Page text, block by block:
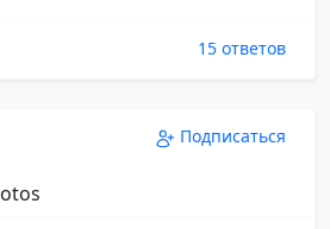
15 ответов
Подписаться